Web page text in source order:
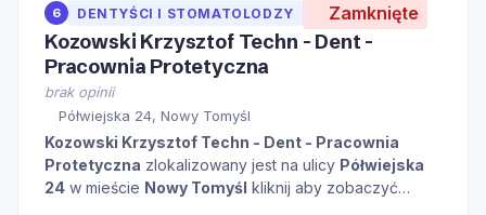
6 DENTYŚCI I STOMATOLODZY Zamknięte
Kozowski Krzysztof Techn - Dent -
Pracownia Protetyczna
brak opinii
Półwiejska 24, Nowy Tomyśl
Kozowski Krzysztof Techn - Dent - Pracownia
Protetyczna zlokalizowany jest na ulicy Półwiejska
24 w mieście Nowy Tomyśl kliknij aby zobaczyć